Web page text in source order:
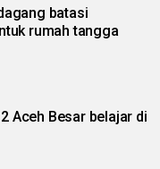
batasi
rumah tangga
Aceh Besar belajar di